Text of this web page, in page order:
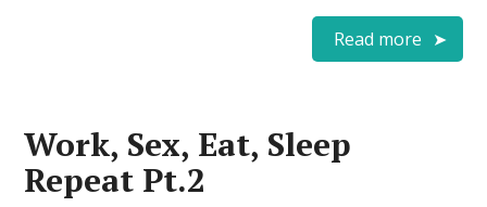
Read more
Work, Sex, Eat, Sleep
Repeat Pt.2